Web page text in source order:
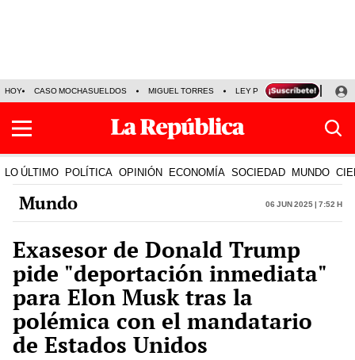
HOY CASO MOCHASUELDOS MIGUEL TORRES LEY PULPÍN PRECIO DEL
LO ÚLTIMO POLÍTICA OPINIÓN ECONOMÍA SOCIEDAD MUNDO
Mundo 06 Jun 2025 | 7:52 h
Exasesor de Donald Trump
pide "deportación inmediata"
para Elon Musk tras la
polémica con el mandatario
de Estados Unidos